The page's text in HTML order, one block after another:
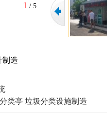
1 / 5
制造
类亭 垃圾分类设施制造